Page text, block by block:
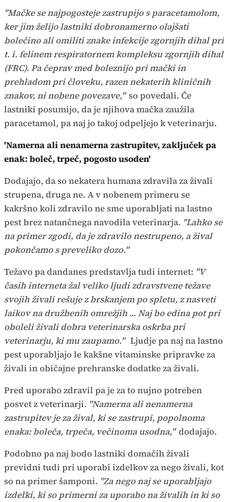
"Mačke se najpogosteje zastrupijo s paracetamolom,
ker jim želijo lastniki dobronamerno olajšati
bolečino ali omiliti znake infekcije zgornjih dihal pri
t. i. felinem respiratornem kompleksu zgornjih dihal
(FRC). Pa čeprav med boleznijo pri mački in
prehladom pri človeku, razen nekaterih kliničnih
znakov, ni nobene povezave," so povedali. Če
lastniki posumijo, da je njihova mačka zaužila
paracetamol, pa naj jo takoj odpeljejo k veterinarju.
'Namerna ali nenamerna zastrupitev, zaključek pa
enak: boleč, trpeč, pogosto usoden'
Dodajajo, da so nekatera humana zdravila za živali
strupena, druga ne. A v nobenem primeru se
kakršno koli zdravilo ne sme uporabljati na lastno
pest brez natančnega navodila veterinarja. "Lahko se
na primer zgodi, da je zdravilo nestrupeno, a žival
pokončamo s preveliko dozo."
Težavo pa dandanes predstavlja tudi internet: "V
časih interneta žal veliko ljudi zdravstvene težave
svojih živali rešuje z brskanjem po spletu, z nasveti
laikov na družbenih omrežjih ... Naj bo edina pot pri
oboleli živali dobra veterinarska oskrba pri
veterinarju, ki mu zaupamo." Ljudje pa naj na lastno
pest uporabljajo le kakšne vitaminske pripravke za
živali in običajne prehranske dodatke za živali.
Pred uporabo zdravil pa je za to nujno potreben
posvet z veterinarji. "Namerna ali nenamerna
zastrupitev je za žival, ki se zastrupi, popolnoma
enaka: boleča, trpeča, večinoma usodna," dodajajo.
Podobno pa naj bodo lastniki domačih živali
previdni tudi pri uporabi izdelkov za nego živali, kot
so na primer šamponi. "Za nego naj se uporabljajo
izdelki, ki so primerni za uporabo na živalih in ki so